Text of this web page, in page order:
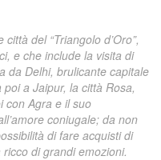
del “Triangolo d’Oro”,
e che include la visita di
da Delhi, brulicante capitale
a Jaipur, la città Rosa,
con Agra e il suo
coniugale; da non
di fare acquisti di
di grandi emozioni.